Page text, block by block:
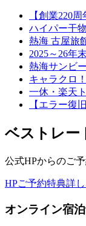
【創業220
ハイパー干
熱海 古屋旅
2025～26年
熱海サンビ
キャラクロ
一休・楽天
【エラー復
ベストレー
公式HPからのご
HPご予約特典詳
オンライン宿